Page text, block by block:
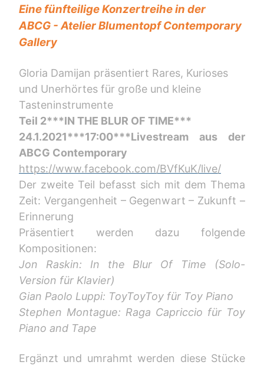
Eine fünfteilige Konzertreihe in der
ABCG - Atelier Blumentopf Contemporary
Gallery
Gloria Damijan präsentiert Rares, Kurioses
und Unerhörtes für große und kleine
Tasteninstrumente
Teil 2***IN THE BLUR OF TIME***
24.1.2021***17:00***Livestream aus der
ABCG Contemporary
https://www.facebook.com/BVfKuK/live/
Der zweite Teil befasst sich mit dem Thema
Zeit: Vergangenheit – Gegenwart – Zukunft –
Erinnerung
Präsentiert werden dazu folgende
Kompositionen:
Jon Raskin: In the Blur Of Time (Solo-
Version für Klavier)
Gian Paolo Luppi: ToyToyToy für Toy Piano
Stephen Montague: Raga Capriccio für Toy
Piano and Tape
Ergänzt und umrahmt werden diese Stücke